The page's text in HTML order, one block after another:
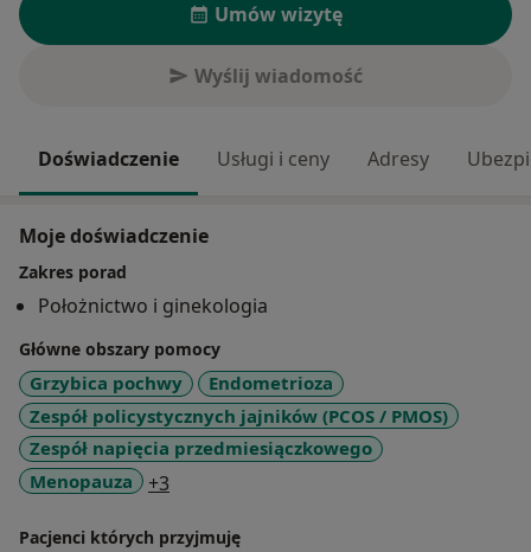
Umów wizytę
Wyślij wiadomość
Doświadczenie Usługi i ceny Adresy
Moje doświadczenie
Zakres porad
Położnictwo i ginekologia
Główne obszary pomocy
Grzybica pochwy
Endometrioza
Zespół policystycznych jajników (PCOS / PMOS)
Zespół napięcia przedmiesiączkowego
Menopauza
+3
Pacjenci których przyjmuję